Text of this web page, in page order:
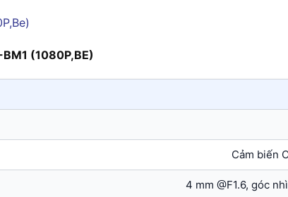
(1080P,BE)
Cảm biến
4 mm @F1.6, góc